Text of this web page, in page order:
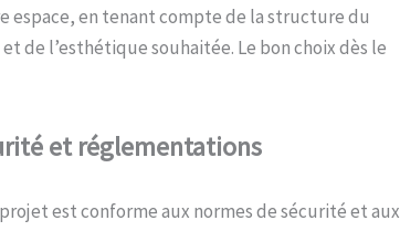
espace, en tenant compte de la structure du
de l’esthétique souhaitée. Le bon choix dès le
etréglementations
est conforme aux normes de sécurité et aux